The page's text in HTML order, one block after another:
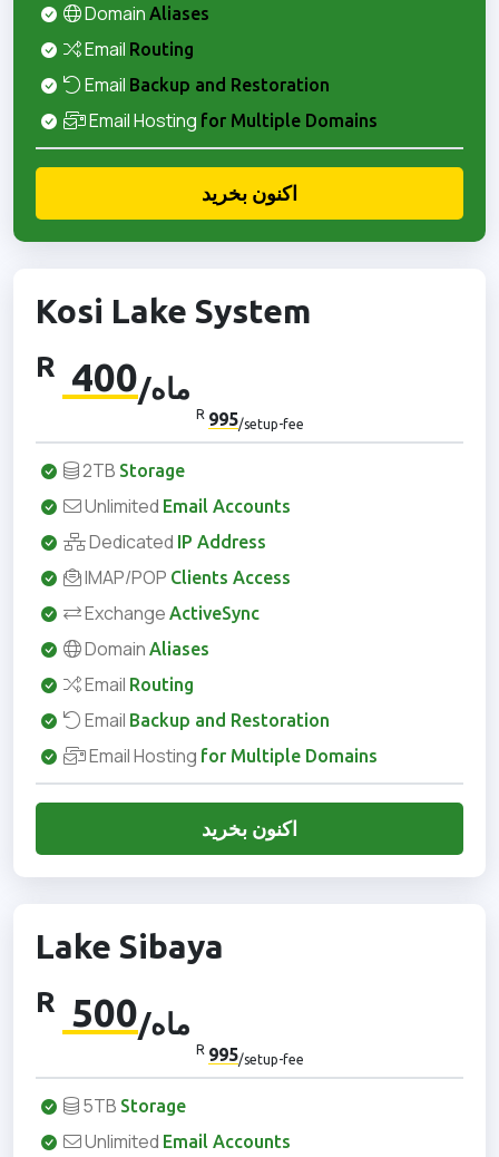
Domain Aliases
Email Routing
Email Backup and Restoration
Email Hosting for Multiple Domains
اکنون بخرید
Kosi Lake System
R 400 /ماه
R 995/setup-fee
2TB Storage
Unlimited Email Accounts
Dedicated IP Address
IMAP/POP Clients Access
Exchange ActiveSync
Domain Aliases
Email Routing
Email Backup and Restoration
Email Hosting for Multiple Domains
اکنون بخرید
Lake Sibaya
R 500 /ماه
R 995/setup-fee
5TB Storage
Unlimited Email Accounts